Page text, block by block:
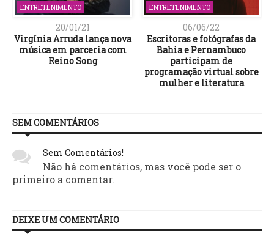
ENTRETENIMENTO
20/01/21
Virgínia Arruda lança nova
música em parceria com
Reino Song
ENTRETENIMENTO
06/06/22
Escritoras e fotógrafas da
Bahia e Pernambuco
participam de
programação virtual sobre
mulher e literatura
SEM COMENTÁRIOS
Sem Comentários!
Não há comentários, mas você pode ser o
primeiro a comentar.
DEIXE UM COMENTÁRIO